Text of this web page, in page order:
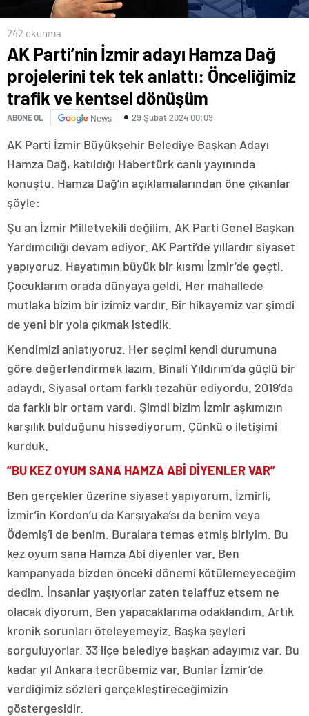
242 okunma
AK Parti’nin İzmir adayı Hamza Dağ
projelerini tek tek anlattı: Önceliğimiz
trafik ve kentsel dönüşüm
ABONE OL News 29 Şubat 2024 00:09
AK Parti İzmir Büyükşehir Belediye Başkan Adayı
Hamza Dağ, katıldığı Habertürk canlı yayınında
konuştu. Hamza Dağ’ın açıklamalarından öne çıkanlar
şöyle:
Şu an İzmir Milletvekili değilim. AK Parti Genel Başkan
Yardımcılığı devam ediyor. AK Parti’de yıllardır siyaset
yapıyoruz. Hayatımın büyük bir kısmı İzmir’de geçti.
Çocuklarım orada dünyaya geldi. Her mahallede
mutlaka bizim bir izimiz vardır. Bir hikayemiz var şimdi
de yeni bir yola çıkmak istedik.
Kendimizi anlatıyoruz. Her seçimi kendi durumuna
göre değerlendirmek lazım. Binali Yıldırım’da güçlü bir
adaydı. Siyasal ortam farklı tezahür ediyordu. 2019’da
da farklı bir ortam vardı. Şimdi bizim İzmir aşkımızın
karşılık bulduğunu hissediyorum. Çünkü o iletişimi
kurduk.
“BU KEZ OYUM SANA HAMZA ABİ DİYENLER VAR”
Ben gerçekler üzerine siyaset yapıyorum. İzmirli,
İzmir’in Kordon’u da Karşıyaka’sı da benim veya
Ödemiş’i de benim. Buralara temas etmiş biriyim. Bu
kez oyum sana Hamza Abi diyenler var. Ben
kampanyada bizden önceki dönemi kötülemeyeceğim
dedim. İnsanlar yaşıyorlar zaten telaffuz etsem ne
olacak diyorum. Ben yapacaklarıma odaklandım. Artık
kronik sorunları öteleyemeyiz. Başka şeyleri
sorguluyorlar. 33 ilçe belediye başkan adayımız var. Bu
kadar yıl Ankara tecrübemiz var. Bunlar İzmir’de
verdiğimiz sözleri gerçekleştireceğimizin
göstergesidir.